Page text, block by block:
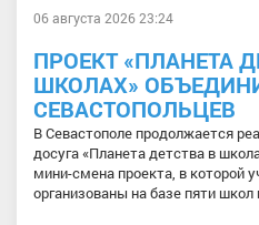
06 августа 2026 23:24
ПРОЕКТ «ПЛАНЕТА
ШКОЛАХ»
СЕВАСТОПОЛЬЦЕВ
В Севастополе продолжается
досуга «Планета детства в
мини-смена проекта, в которой
организованы на базе пяти школ